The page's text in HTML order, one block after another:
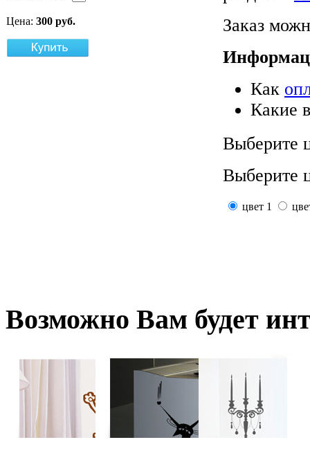
Цена: 300 руб.
Заказ
Как
Какие
Выберите
Выберите
цвет 1
Возможно Вам будет